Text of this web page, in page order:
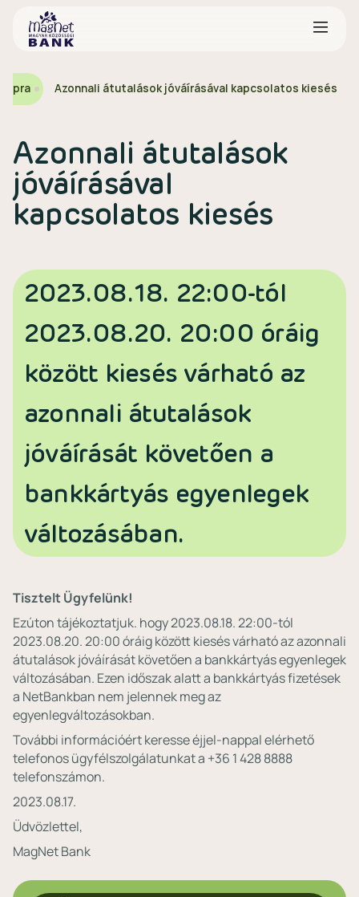
Azonnali átutalások jóváírásával kapcsolatos kiesés
Azonnali átutalások
jóváírásával
kapcsolatos kiesés
2023.08.18. 22:00-tól
2023.08.20. 20:00 óráig
között kiesés várható az
azonnali átutalások
jóváírását követően a
bankkártyás egyenlegek
változásában.
Tisztelt Ügyfelünk!
Ezúton tájékoztatjuk. hogy 2023.08.18. 22:00-tól
2023.08.20. 20:00 óráig között kiesés várható az azonnali
átutalások jóváírását követően a bankkártyás egyenlegek
változásában. Ezen időszak alatt a bankkártyás fizetések
a NetBankban nem jelennek meg az
egyenlegváltozásokban.
További információért keresse éjjel-nappal elérhető
telefonos ügyfélszolgálatunkat a +36 1 428 8888
telefonszámon.
2023.08.17.
Üdvözlettel,
MagNet Bank